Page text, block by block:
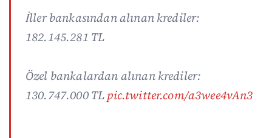
İller bankasından alınan krediler:
182.145.281 TL
Özel bankalardan alınan krediler:
130.747.000 TLpic.twitter.com/a3wee4vAn3